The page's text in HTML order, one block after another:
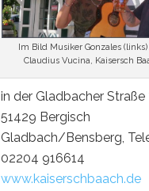
Im Bild Musiker Gonzales
Claudius Vucina, Kaisersch
in der Gladbacher Straße
51429 Bergisch
Gladbach/Bensberg,
02204 916614
www.kaiserschbaach.de